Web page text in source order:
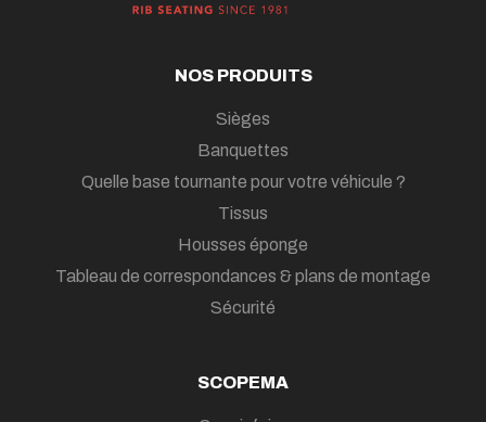
NOS PRODUITS
Sièges
Banquettes
Quelle base tournante pour votre véhicule ?
Tissus
Housses éponge
Tableau de correspondances & plans de montage
Sécurité
SCOPEMA